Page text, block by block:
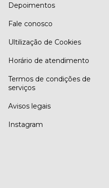
Depoimentos
Fale conosco
Ultilização de Cookies
Horário de atendimento
Termos de condições de
serviços
Avisos legais
Instagram